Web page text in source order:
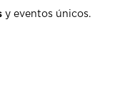
y eventos únicos.